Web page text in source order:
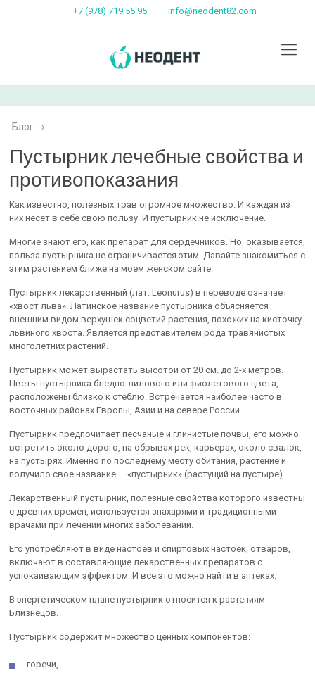
+7 (978) 719 55 95 info@neodent82.com
Блог ›
Пустырник лечебные свойства и
противопоказания
Как известно, полезных трав огромное множество. И каждая из
них несет в себе свою пользу. И пустырник не исключение.
Многие знают его, как препарат для сердечников. Но, оказывается,
польза пустырника не ограничивается этим. Давайте знакомиться с
этим растением ближе на моем женском сайте.
Пустырник лекарственный (лат. Leonurus) в переводе означает
«хвост льва». Латинское название пустырника объясняется
внешним видом верхушек соцветий растения, похожих на кисточку
львиного хвоста. Является представителем рода травянистых
многолетних растений.
Пустырник может вырастать высотой от 20 см. до 2-х метров.
Цветы пустырника бледно-лилового или фиолетового цвета,
расположены близко к стеблю. Встречается наиболее часто в
восточных районах Европы, Азии и на севере России.
Пустырник предпочитает песчаные и глинистые почвы, его можно
встретить около дорого, на обрывах рек, карьерах, около свалок,
на пустырях. Именно по последнему месту обитания, растение и
получило свое название — «пустырник» (растущий на пустыре).
Лекарственный пустырник, полезные свойства которого известны
с древних времен, используется знахарями и традиционными
врачами при лечении многих заболеваний.
Его употребляют в виде настоев и спиртовых настоек, отваров,
включают в составляющие лекарственных препаратов с
успокаивающим эффектом. И все это можно найти в аптеках.
В энергетическом плане пустырник относится к растениям
Близнецов.
Пустырник содержит множество ценных компонентов:
горечи,